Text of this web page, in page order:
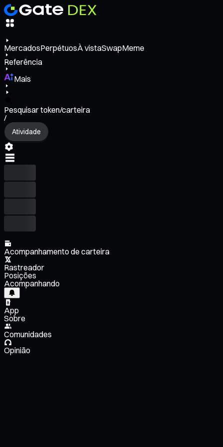
MercadosPerpétuosÀ vistaSwapMeme
Referência
Mais
Pesquisar token/carteira
/
Atividade
Acompanhamento de carteira
Rastreador
Posições
Acompanhando
App
Sobre
Comunidades
Opinião